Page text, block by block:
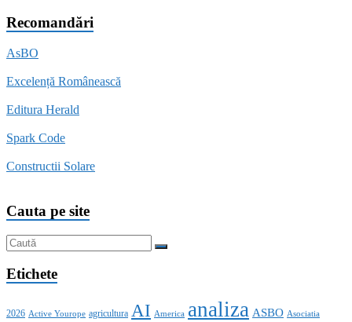
Recomandări
AsBO
Excelență Românească
Editura Herald
Spark Code
Constructii Solare
Cauta pe site
Etichete
2026 Active Yourope agricultura AI America analiza ASBO Asociatia